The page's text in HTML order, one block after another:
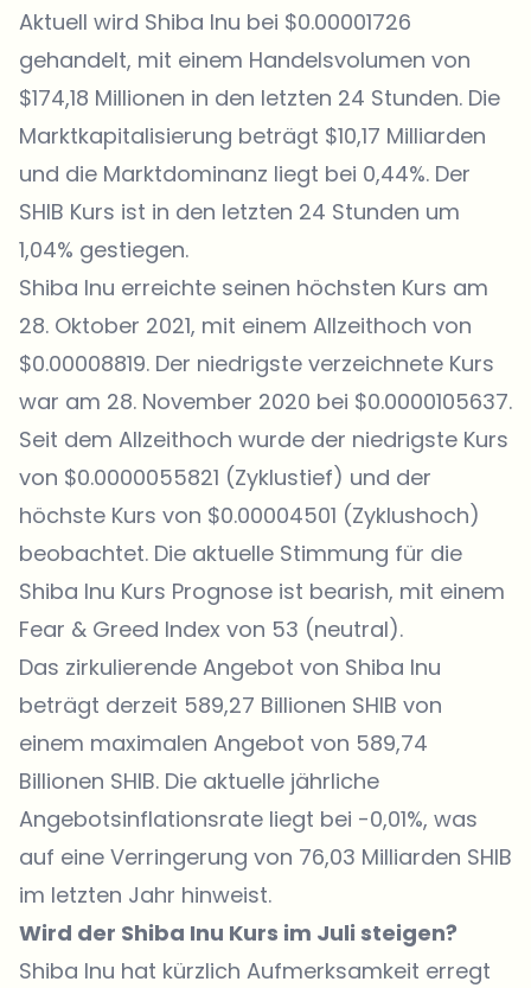
Aktuell wird Shiba Inu bei $0.00001726
gehandelt, mit einem Handelsvolumen von
$174,18 Millionen in den letzten 24 Stunden. Die
Marktkapitalisierung beträgt $10,17 Milliarden
und die Marktdominanz liegt bei 0,44%. Der
SHIB Kurs ist in den letzten 24 Stunden um
1,04% gestiegen.
Shiba Inu erreichte seinen höchsten Kurs am
28. Oktober 2021, mit einem Allzeithoch von
$0.00008819. Der niedrigste verzeichnete Kurs
war am 28. November 2020 bei $0.0000105637.
Seit dem Allzeithoch wurde der niedrigste Kurs
von $0.0000055821 (Zyklustief) und der
höchste Kurs von $0.00004501 (Zyklushoch)
beobachtet. Die aktuelle Stimmung für die
Shiba Inu Kurs Prognose ist bearish, mit einem
Fear & Greed Index von 53 (neutral).
Das zirkulierende Angebot von Shiba Inu
beträgt derzeit 589,27 Billionen SHIB von
einem maximalen Angebot von 589,74
Billionen SHIB. Die aktuelle jährliche
Angebotsinflationsrate liegt bei -0,01%, was
auf eine Verringerung von 76,03 Milliarden SHIB
im letzten Jahr hinweist.
Wird der Shiba Inu Kurs im Juli steigen?
Shiba Inu hat kürzlich Aufmerksamkeit erregt